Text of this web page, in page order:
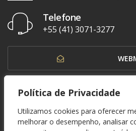
Política de Privacidade
Utilizamos cookies para oferecer
melhorar o desempenho, analisar
Telefone
+55 (41) 3071-3277